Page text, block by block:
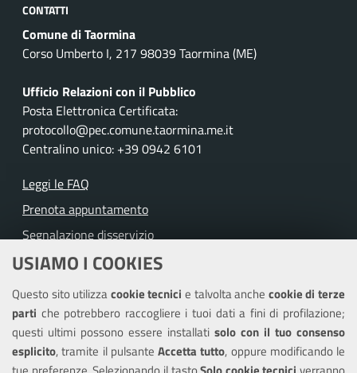
USIAMO I COOKIES
Questo sito utilizzacookie tecnicie talvolta anche cookie di terze
parti che potrebbero raccogliere i tuoi dati a fini di profilazione;
questi ultimi possono essere installati solo con il tuo consenso
esplicito, tramite il pulsante Accetta tutto, oppure modificando le
CONTATTI
Comune di Taormina
Corso Umberto I, 217 98039 Taormina (ME)
Ufficio Relazioni con il Pubblico
Posta Elettronica Certificata:
protocollo@pec.comune.taormina.me.it
Centralino unico: +39 0942 6101
Leggi le FAQ
Prenota appuntamento
Segnalazione disservizio
Richiesta assistenza
Amministrazione trasparente
Informativa privacy
Note legali